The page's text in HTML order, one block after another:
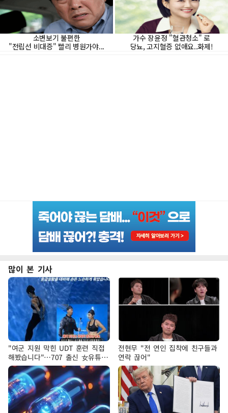
많이 본 기사
"여군 지원 막힌 UDT 훈련 직접
해봤습니다"…707 출신 女유튜버
'완벽 소화'
전현무 "전 연인 집착에 친구들과
연락 끊어"